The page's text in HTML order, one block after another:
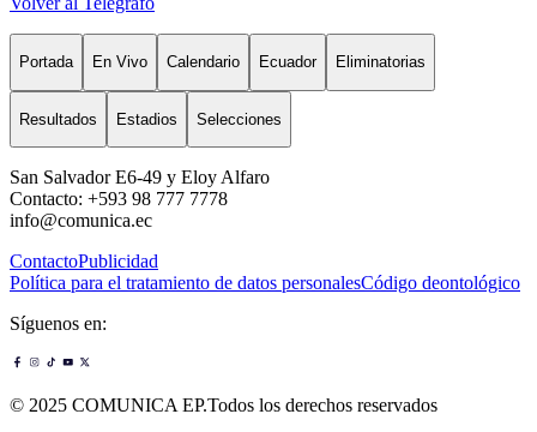
Portada En Vivo Calendario Ecuador Eliminatorias
Resultados Estadios Selecciones
San Salvador E6-49 y Eloy Alfaro
Contacto: +593 98 777 7778
info@comunica.ec
ContactoPublicidad
Política para el tratamiento de datos personalesCódigo deontológico
Síguenos en:
© 2025 COMUNICA EP.Todos los derechos reservados